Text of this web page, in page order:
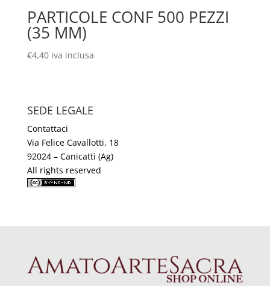
PARTICOLE CONF 500 PEZZI
(35 MM)
€4,40 iva inclusa
SEDE LEGALE
Contattaci
Via Felice Cavallotti, 18
92024 – Canicattì (Ag)
All rights reserved